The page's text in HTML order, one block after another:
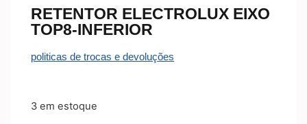
RETENTOR ELECTROLUX EIXO
TOP8-INFERIOR
politicas de trocas e devoluções
3 em estoque